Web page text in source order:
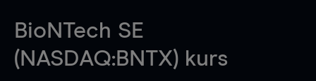
BioNTech SE
(NASDAQ:BNTX) kurs